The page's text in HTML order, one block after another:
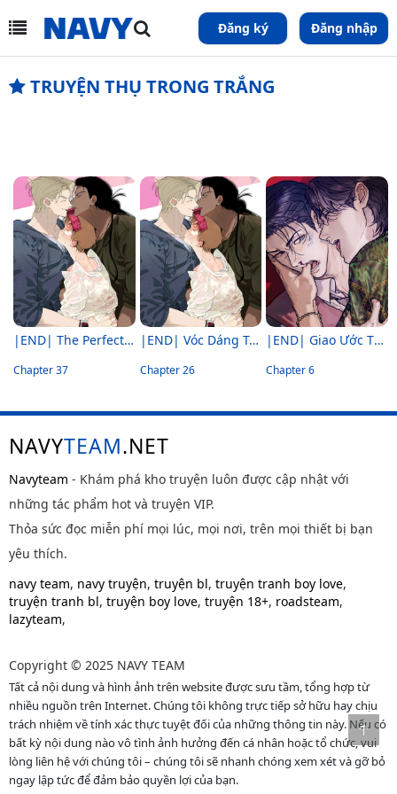
Đăng ký Đăng nhập
TRUYỆN THỤ TRONG TRẮNG
|END| The Perfect Triangle
Chapter 37
|END| Vóc Dáng Toàn Mỹ
Chapter 26
|END| Giao Ước Thiện Chí Và Công Bằng
Chapter 6
NAVYTEAM.NET
Navyteam - Khám phá kho truyện luôn được cập nhật với
những tác phẩm hot và truyện VIP.
Thỏa sức đọc miễn phí mọi lúc, mọi nơi, trên mọi thiết bị bạn
yêu thích.
navy team, navy truyện, truyện bl, truyện tranh boy love,
truyện tranh bl, truyện boy love, truyện 18+, roadsteam,
lazyteam,
Copyright © 2025 NAVY TEAM
Tất cả nội dung và hình ảnh trên website được sưu tầm, tổng hợp từ
nhiều nguồn trên Internet. Chúng tôi không trực tiếp sở hữu hay chịu
trách nhiệm về tính xác thực tuyệt đối của những thông tin này. Nếu có
bất kỳ nội dung nào vô tình ảnh hưởng đến cá nhân hoặc tổ chức, vui
lòng liên hệ với chúng tôi – chúng tôi sẽ nhanh chóng xem xét và gỡ bỏ
ngay lập tức để đảm bảo quyền lợi của bạn.